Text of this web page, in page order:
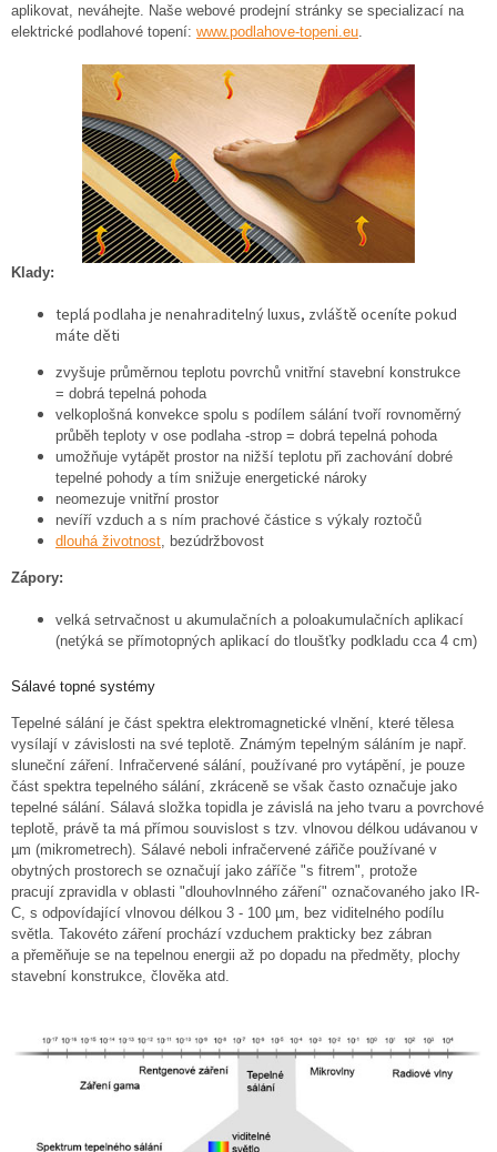
aplikovat, neváhejte. Naše webové prodejní stránky se specializací na
elektrické podlahové topení: www.podlahove-topeni.eu
Klady:
teplá podlaha je nenahraditelný luxus, zvláště oceníte pokud
máte děti
zvyšuje průměrnou teplotu povrchů vnitřní stavební konstrukce
= dobrá tepelná pohoda
velkoplošná konvekce spolu s podílem sálání tvoří rovnoměrný
průběh teploty v ose podlaha -strop = dobrá tepelná pohoda
umožňuje vytápět prostor na nižší teplotu při zachování dobré
tepelné pohody a tím snižuje energetické nároky
neomezuje vnitřní prostor
nevíří vzduch a s ním prachové částice s výkaly roztočů
dlouhá životnost , bezúdržbovost
Zápory:
velká setrvačnost u akumulačních a poloakumulačních aplikací
(netýká se přímotopných aplikací do tloušťky podkladu cca 4 cm)
Sálavé topné systémy
Tepelné sálání je část spektra elektromagnetické vlnění, které tělesa
vysílají v závislosti na své teplotě. Známým tepelným sáláním je např.
sluneční záření. Infračervené sálání, používané pro vytápění, je pouze
část spektra tepelného sálání, zkráceně se však často označuje jako
tepelné sálání. Sálavá složka topidla je závislá na jeho tvaru a povrchové
teplotě, právě ta má přímou souvislost s tzv. vlnovou délkou udávanou v
µm (mikrometrech). Sálavé neboli infračervené zářiče používané v
obytných prostorech se označují jako záříče "s fitrem", protože
pracují zpravidla v oblasti "dlouhovlnného záření" označovaného jako IR-
C, s odpovídající vlnovou délkou 3 - 100 µm, bez viditelného podílu
světla. Takovéto záření prochází vzduchem prakticky bez zábran
a přeměňuje se na tepelnou energii až po dopadu na předměty, plochy
stavební konstrukce, člověka atd.